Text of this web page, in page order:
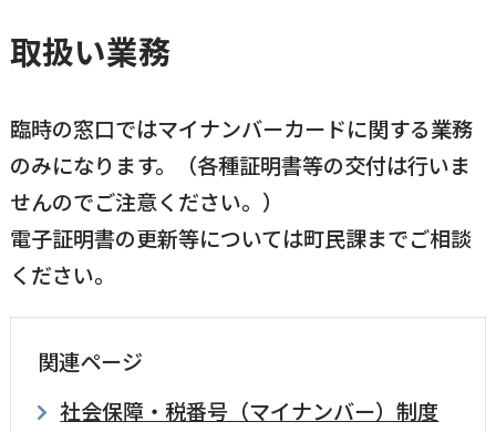
取扱い業務
臨時の窓口ではマイナンバーカードに関する業務
のみになります。（各種証明書等の交付は行いま
せんのでご注意ください。）
電子証明書の更新等については町民課までご相談
ください。
関連ページ
社会保障・税番号（マイナンバー）制度